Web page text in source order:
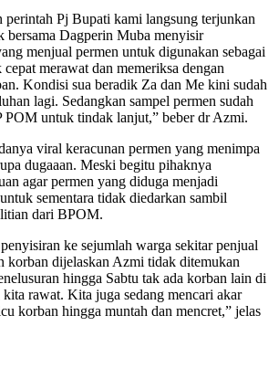
perintah Pj Bupati kami langsung terjunkan
bersama Dagperin Muba menyisir
menjual permen untuk digunakan sebagai
merawat dan memeriksa dengan
Kondisi sua beradik Za dan Me kini sudah
lagi. Sedangkan sampel permen sudah
POM untuk tindak lanjut,” beber dr Azmi.
viral keracunan permen yang menimpa
dugaaan. Meski begitu pihaknya
agar permen yang diduga menjadi
sementara tidak diedarkan sambil
dari BPOM.
ke sejumlah warga sekitar penjual
korban dijelaskan Azmi tidak ditemukan
hingga Sabtu tak ada korban lain di
rawat. Kita juga sedang mencari akar
korban hingga muntah dan mencret,” jelas